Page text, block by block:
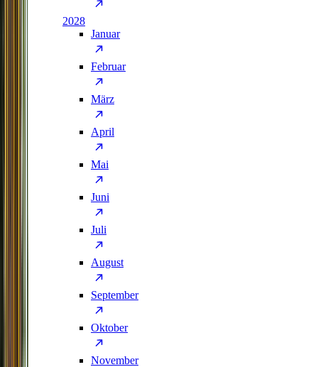
2028
Januar
Februar
März
April
Mai
Juni
Juli
August
September
Oktober
November